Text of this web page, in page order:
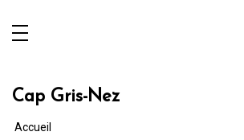
Cap Gris-Nez
Accueil